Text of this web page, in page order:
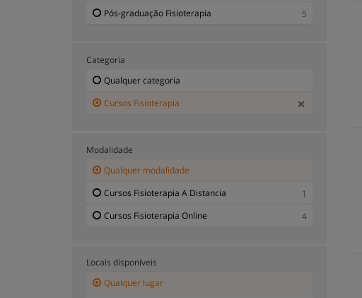
Pós-graduação Fisioterapia
5
Categoria
Qualquer categoria
Cursos Fisioterapia
Modalidade
Qualquer modalidade
Cursos Fisioterapia A Distancia
1
Cursos Fisioterapia Online
4
Locais disponíveis
Qualquer lugar